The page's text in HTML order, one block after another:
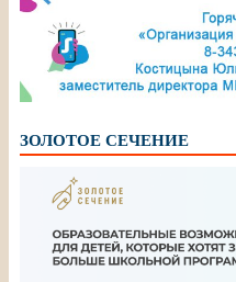
ЗОЛОТОЕ СЕЧЕНИЕ